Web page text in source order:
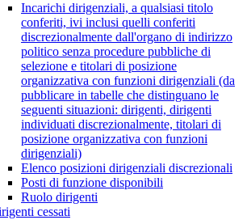
Incarichi dirigenziali, a qualsiasi titolo
conferiti, ivi inclusi quelli conferiti
discrezionalmente dall'organo di indirizzo
politico senza procedure pubbliche di
selezione e titolari di posizione
organizzativa con funzioni dirigenziali (da
pubblicare in tabelle che distinguano le
seguenti situazioni: dirigenti, dirigenti
individuati discrezionalmente, titolari di
posizione organizzativa con funzioni
dirigenziali)
Elenco posizioni dirigenziali discrezionali
Posti di funzione disponibili
Ruolo dirigenti
cessati